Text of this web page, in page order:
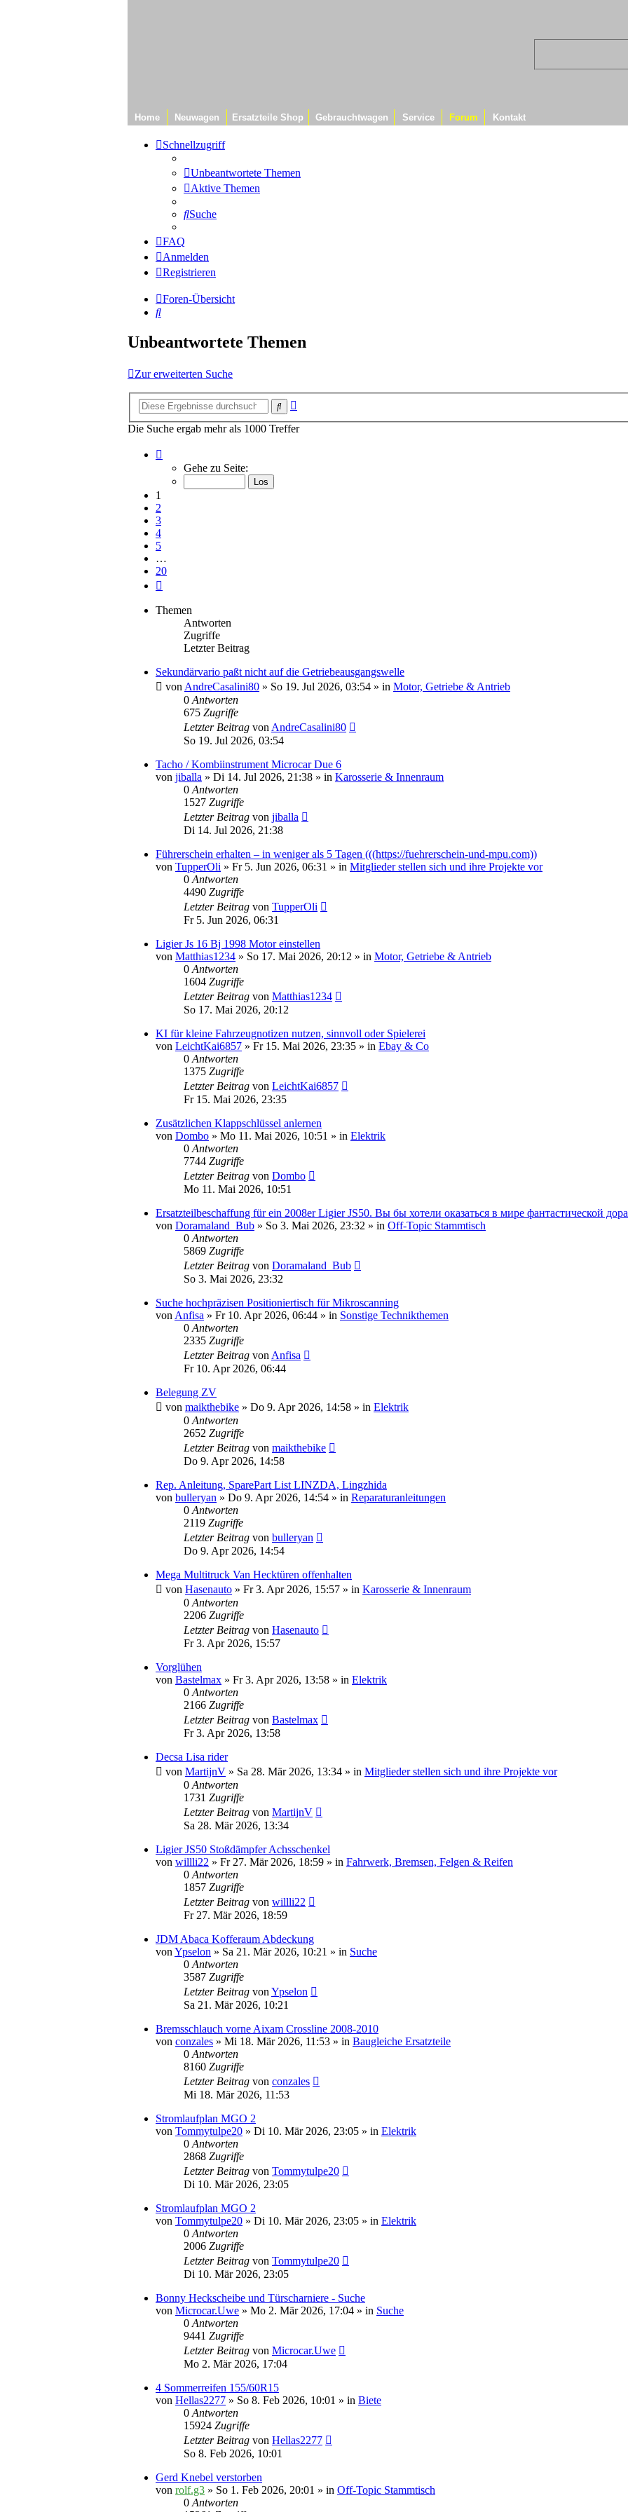
Home Neuwagen Ersatzteile Shop Gebrauchtwagen Service Forum Kontakt
Schnellzugriff
Unbeantwortete Themen
Aktive Themen
Suche
FAQ
Anmelden
Registrieren
Foren-Übersicht
Suche
Unbeantwortete Themen
Zur erweiterten Suche
Suche
Die Suche ergab mehr als 1000 Treffer
von
Gehe zu Seite:
1
2
3
4
5
…
20
Themen
Antworten
Zugriffe
Letzter Beitrag
Sekundärvario paßt nicht auf die Getriebeausgangswelle
vonAndreCasalini80 » So 19. Jul 2026, 03:54 » in Motor, Getriebe & Antrieb
0Antworten
675 Zugriffe
Letzter Beitrag vonAndreCasalini80
So 19. Jul 2026, 03:54
Tacho / Kombiinstrument Microcar Due 6
von jiballa » Di 14. Jul 2026, 21:38 » in Karosserie & Innenraum
0Antworten
1527 Zugriffe
Letzter Beitrag von jiballa
Di 14. Jul 2026, 21:38
Führerschein erhalten – in weniger als 5 Tagen (((https://fuehrerschein-und-mpu.com))
von TupperOli » Fr 5. Jun 2026, 06:31 » in Mitglieder stellen sich und ihre Projekte vor
0Antworten
4490 Zugriffe
Letzter Beitrag von TupperOli
Fr 5. Jun 2026, 06:31
Ligier Js 16 Bj 1998 Motor einstellen
von Matthias1234 » So 17. Mai 2026, 20:12 » in Motor, Getriebe & Antrieb
0Antworten
1604 Zugriffe
Letzter Beitrag von Matthias1234
So 17. Mai 2026, 20:12
KI für kleine Fahrzeugnotizen nutzen, sinnvoll oder Spielerei
von LeichtKai6857 » Fr 15. Mai 2026, 23:35 » in Ebay & Co
0Antworten
1375 Zugriffe
Letzter Beitrag von LeichtKai6857
Fr 15. Mai 2026, 23:35
Zusätzlichen Klappschlüssel anlernen
von Dombo » Mo 11. Mai 2026, 10:51 » in Elektrik
0Antworten
7744 Zugriffe
Letzter Beitrag von Dombo
Mo 11. Mai 2026, 10:51
Ersatzteilbeschaffung für ein 2008er Ligier JS50. Вы бы хотели оказаться в мире фантастической
von Doramaland_Bub » So 3. Mai 2026, 23:32 » in Off-Topic Stammtisch
0Antworten
5869 Zugriffe
Letzter Beitrag von Doramaland_Bub
So 3. Mai 2026, 23:32
Suche hochpräzisen Positioniertisch für Mikroscanning
vonAnfisa » Fr 10. Apr 2026, 06:44 » in Sonstige Technikthemen
0Antworten
2335 Zugriffe
Letzter Beitrag vonAnfisa
Fr 10. Apr 2026, 06:44
Belegung ZV
von maikthebike » Do 9. Apr 2026, 14:58 » in Elektrik
0Antworten
2652 Zugriffe
Letzter Beitrag von maikthebike
Do 9. Apr 2026, 14:58
Rep. Anleitung, SparePart List LINZDA, Lingzhida
von bulleryan » Do 9. Apr 2026, 14:54 » in Reparaturanleitungen
0Antworten
2119 Zugriffe
Letzter Beitrag von bulleryan
Do 9. Apr 2026, 14:54
Mega Multitruck Van Hecktüren offenhalten
von Hasenauto » Fr 3. Apr 2026, 15:57 » in Karosserie & Innenraum
0Antworten
2206 Zugriffe
Letzter Beitrag von Hasenauto
Fr 3. Apr 2026, 15:57
Vorglühen
von Bastelmax » Fr 3. Apr 2026, 13:58 » in Elektrik
0Antworten
2166 Zugriffe
Letzter Beitrag von Bastelmax
Fr 3. Apr 2026, 13:58
Decsa Lisa rider
von MartijnV » Sa 28. Mär 2026, 13:34 » in Mitglieder stellen sich und ihre Projekte vor
0Antworten
1731 Zugriffe
Letzter Beitrag von MartijnV
Sa 28. Mär 2026, 13:34
Ligier JS50 Stoßdämpfer Achsschenkel
von willli22 » Fr 27. Mär 2026, 18:59 » in Fahrwerk, Bremsen, Felgen & Reifen
0Antworten
1857 Zugriffe
Letzter Beitrag von willli22
Fr 27. Mär 2026, 18:59
JDM Abaca Kofferaum Abdeckung
vonYpselon » Sa 21. Mär 2026, 10:21 » in Suche
0Antworten
3587 Zugriffe
Letzter Beitrag vonYpselon
Sa 21. Mär 2026, 10:21
Bremsschlauch vorne Aixam Crossline 2008-2010
von conzales » Mi 18. Mär 2026, 11:53 » in Baugleiche Ersatzteile
0Antworten
8160 Zugriffe
Letzter Beitrag von conzales
Mi 18. Mär 2026, 11:53
Stromlaufplan MGO 2
von Tommytulpe20 » Di 10. Mär 2026, 23:05 » in Elektrik
0Antworten
2868 Zugriffe
Letzter Beitrag von Tommytulpe20
Di 10. Mär 2026, 23:05
Stromlaufplan MGO 2
von Tommytulpe20 » Di 10. Mär 2026, 23:05 » in Elektrik
0Antworten
2006 Zugriffe
Letzter Beitrag von Tommytulpe20
Di 10. Mär 2026, 23:05
Bonny Heckscheibe und Türscharniere - Suche
von Microcar.Uwe » Mo 2. Mär 2026, 17:04 » in Suche
0Antworten
9441 Zugriffe
Letzter Beitrag von Microcar.Uwe
Mo 2. Mär 2026, 17:04
4 Sommerreifen 155/60R15
von Hellas2277 » So 8. Feb 2026, 10:01 » in Biete
0Antworten
15924 Zugriffe
Letzter Beitrag von Hellas2277
So 8. Feb 2026, 10:01
Gerd Knebel verstorben
von rolf.g3 » So 1. Feb 2026, 20:01 » in Off-Topic Stammtisch
0Antworten